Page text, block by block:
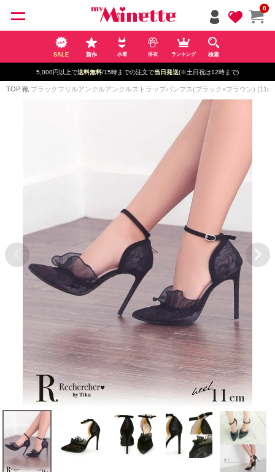
0
SALE 新作 水着 浴衣 ランキング 検索
5,000円以上で送料無料/15時までの注文で当日発送(※土日祝は12時まで)
TOP 靴 ブラックフリルアンクルアンクルストラップパンプス(ブラック×ブラウン)
ペー
ジト
ップ